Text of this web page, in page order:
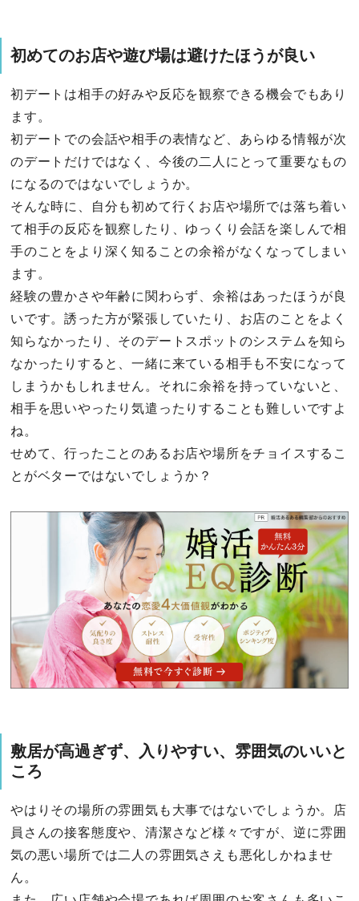
初めてのお店や遊び場は避けたほうが良い
初デートは相手の好みや反応を観察できる機会でもあり
ます。
初デートでの会話や相手の表情など、あらゆる情報が次
のデートだけではなく、今後の二人にとって重要なもの
になるのではないでしょうか。
そんな時に、自分も初めて行くお店や場所では落ち着い
て相手の反応を観察したり、ゆっくり会話を楽しんで相
手のことをより深く知ることの余裕がなくなってしまい
ます。
経験の豊かさや年齢に関わらず、余裕はあったほうが良
いです。誘った方が緊張していたり、お店のことをよく
知らなかったり、そのデートスポットのシステムを知ら
なかったりすると、一緒に来ている相手も不安になって
しまうかもしれません。それに余裕を持っていないと、
相手を思いやったり気遣ったりすることも難しいですよ
ね。
せめて、行ったことのあるお店や場所をチョイスするこ
とがベターではないでしょうか？
敷居が高過ぎず、入りやすい、雰囲気のいいと
ころ
やはりその場所の雰囲気も大事ではないでしょうか。店
員さんの接客態度や、清潔さなど様々ですが、逆に雰囲
気の悪い場所では二人の雰囲気さえも悪化しかねませ
ん。